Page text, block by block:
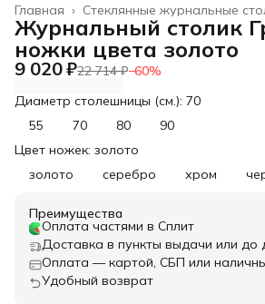
Стеклянные журнальные
Главная ›
Журнальный столик
ножки цвета золото
9 020 ₽22 714 ₽−60%
Диаметр столешницы (см.): 70
55
70 80
90
Цвет ножек: золото
золото
серебро хром
Преимущества
Оплата частями в Сплит
Доставка в пункты выдачи или до
Оплата — картой, СБП или
Удобный возврат